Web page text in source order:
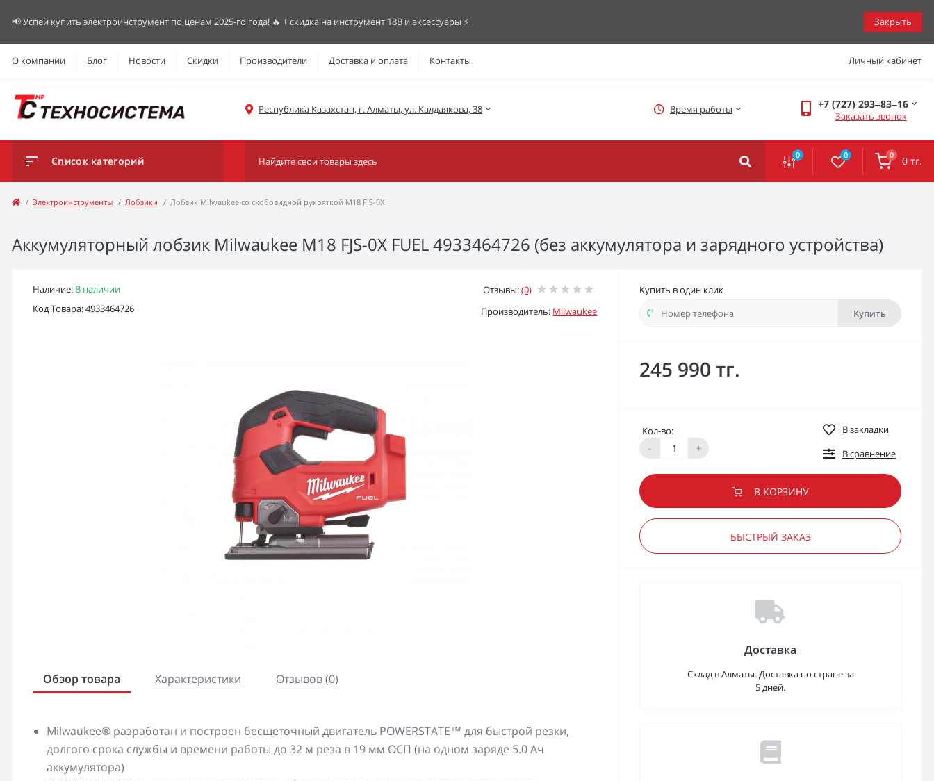
📢 Успей купить электроинструмент по ценам 2025-го года! 🔥 + скидка на инструмент 18В и аксессуары ⚡️ Закрыть
О компании Блог Новости Скидки Производители Доставка и оплата Контакты Личный кабинет
Республика Казахстан, г. Алматы, ул. Калдаякова, 38 Время работы +7 (727) 293‒83‒16
Заказать звонок
Список категорий 0 0 0 0 тг.
Электроинструменты Лобзики Лобзик Milwaukee со скобовидной рукояткой M18 FJS-0X
Аккумуляторный лобзик Milwaukee M18 FJS-0X FUEL 4933464726 (без аккумулятора и зарядного устройства)
Наличие: В наличии
Код Товара: 4933464726
Отзывы:(0)
Производитель: Milwaukee
Обзор товара Характеристики Отзывов (0)
Milwaukee® разработан и построен бесщеточный двигатель POWERSTATE™ для быстрой резки,
долгого срока службы и времени работы до 32 м реза в 19 мм ОСП (на одном заряде 5.0 Ач
аккумулятора)
Купить в один клик
Купить
245 990 тг.
Кол-во:
-
+
В закладки
В сравнение
В КОРЗИНУ
БЫСТРЫЙ ЗАКАЗ
Доставка
Склад в Алматы. Доставка по стране за
5 дней.